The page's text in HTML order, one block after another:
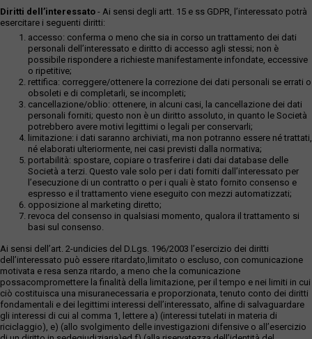
Diritti dell’interessato - Ai sensi degli artt. 15 e ss GDPR, l’interessato potrà
esercitare i seguenti diritti:
accesso: conferma o meno che sia in corso un trattamento dei dati
personali dell’interessato e diritto di accesso agli stessi; non è
possibile rispondere a richieste manifestamente infondate, eccessive
o ripetitive;
rettifica: correggere/ottenere la correzione dei dati personali se errati o
obsoleti e di completarli, se incompleti;
cancellazione/oblio: ottenere, in alcuni casi, la cancellazione dei dati
personali forniti; questo non è un diritto assoluto, in quanto le Società
potrebbero avere motivi legittimi o legali per conservarli;
limitazione: i dati saranno archiviati, ma non potranno essere né trattati,
né elaborati ulteriormente, nei casi previsti dalla normativa;
portabilità: spostare, copiare o trasferire i dati dai database delle
Società a terzi. Questo vale solo per i dati forniti dall’interessato per
l’esecuzione di un contratto o per i quali è stato fornito consenso e
espresso e il trattamento viene eseguito con mezzi automatizzati;
opposizione al marketing diretto;
revoca del consenso in qualsiasi momento, qualora il trattamento si
basi sul consenso.
Ai sensi dell’art. 2-undicies del D.Lgs. 196/2003 l’esercizio dei diritti
dell’interessato può essere ritardato,limitato o escluso, con comunicazione
motivata e resa senza ritardo, a meno che la comunicazione
possacompromettere la finalità della limitazione, per il tempo e nei limiti in cui
ciò costituisca una misuranecessaria e proporzionata, tenuto conto dei diritti
fondamentali e dei legittimi interessi dell’interessato, alfine di salvaguardare
gli interessi di cui al comma 1, lettere a) (interessi tutelati in materia di
riciclaggio), e) (allo svolgimento delle investigazioni difensive o all’esercizio